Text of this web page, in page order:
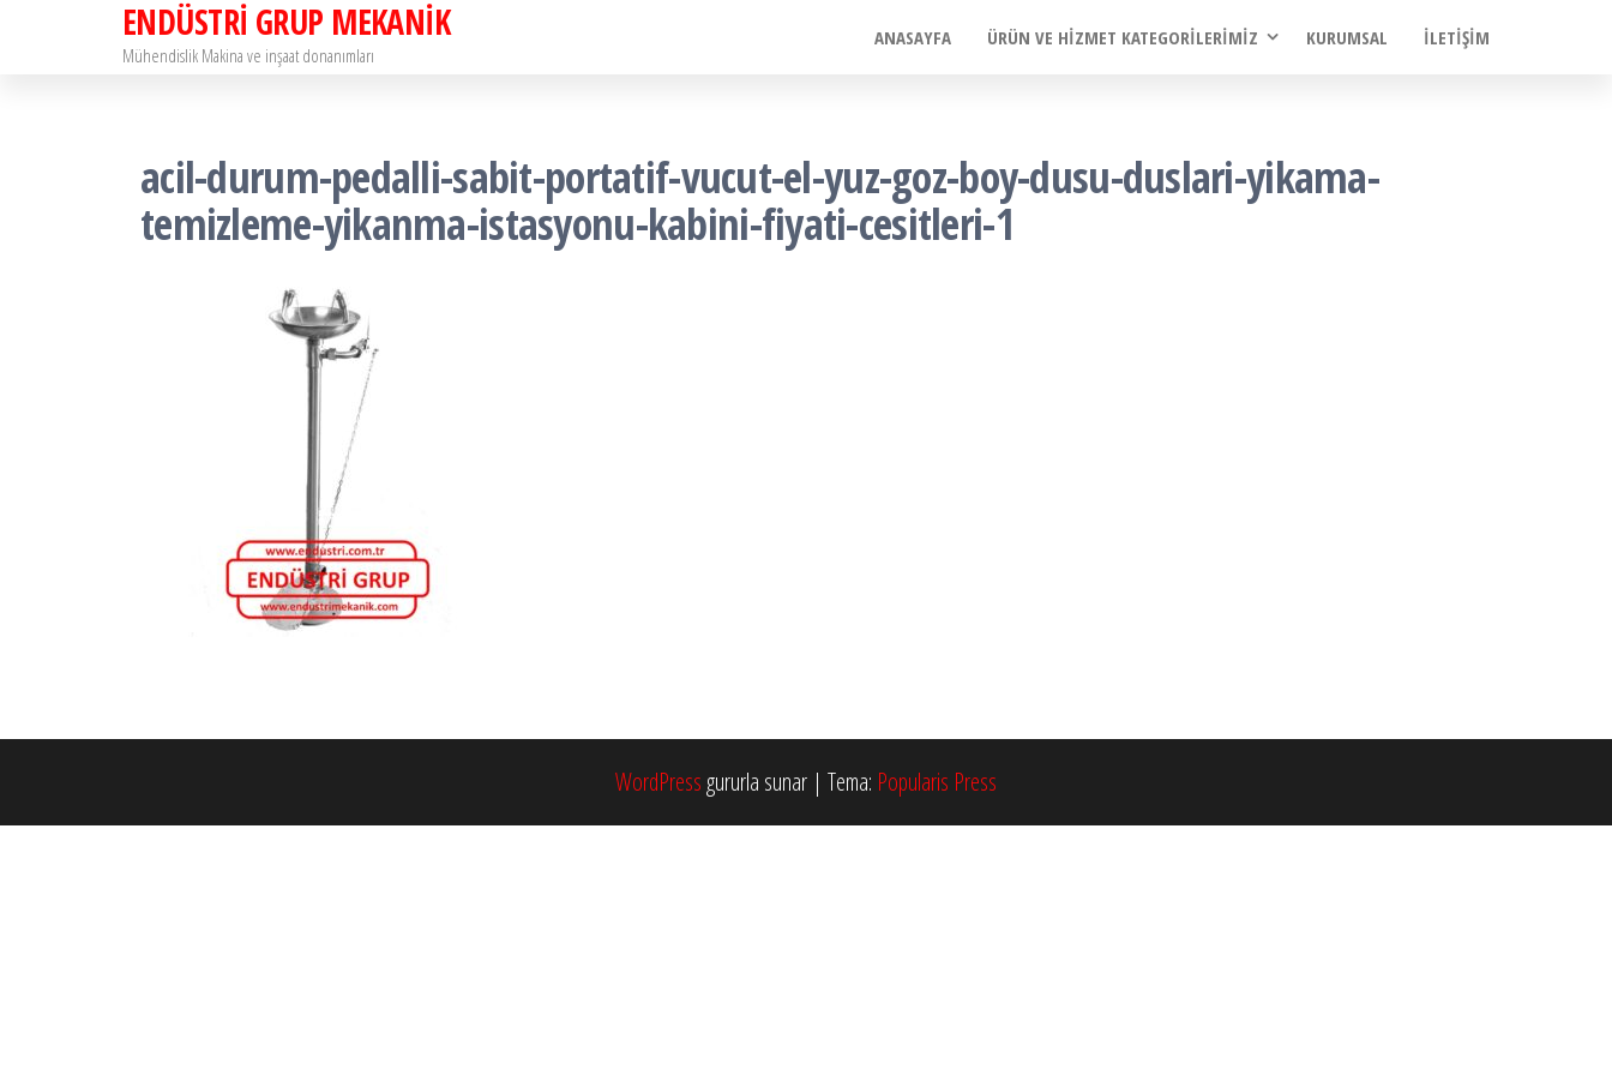
ENDÜSTRİ GRUP MEKANİK
Mühendislik Makina ve inşaat donanımları
ANASAYFA ÜRÜN VE HIZMET KATEGORILERIMIZ KURUMSAL İLETIŞIM
acil-durum-pedalli-sabit-portatif-vucut-el-yuz-goz-boy-dusu-duslari-yikama-
temizleme-yikanma-istasyonu-kabini-fiyati-cesitleri-1
WordPress gururla sunar | Tema: Popularis Press